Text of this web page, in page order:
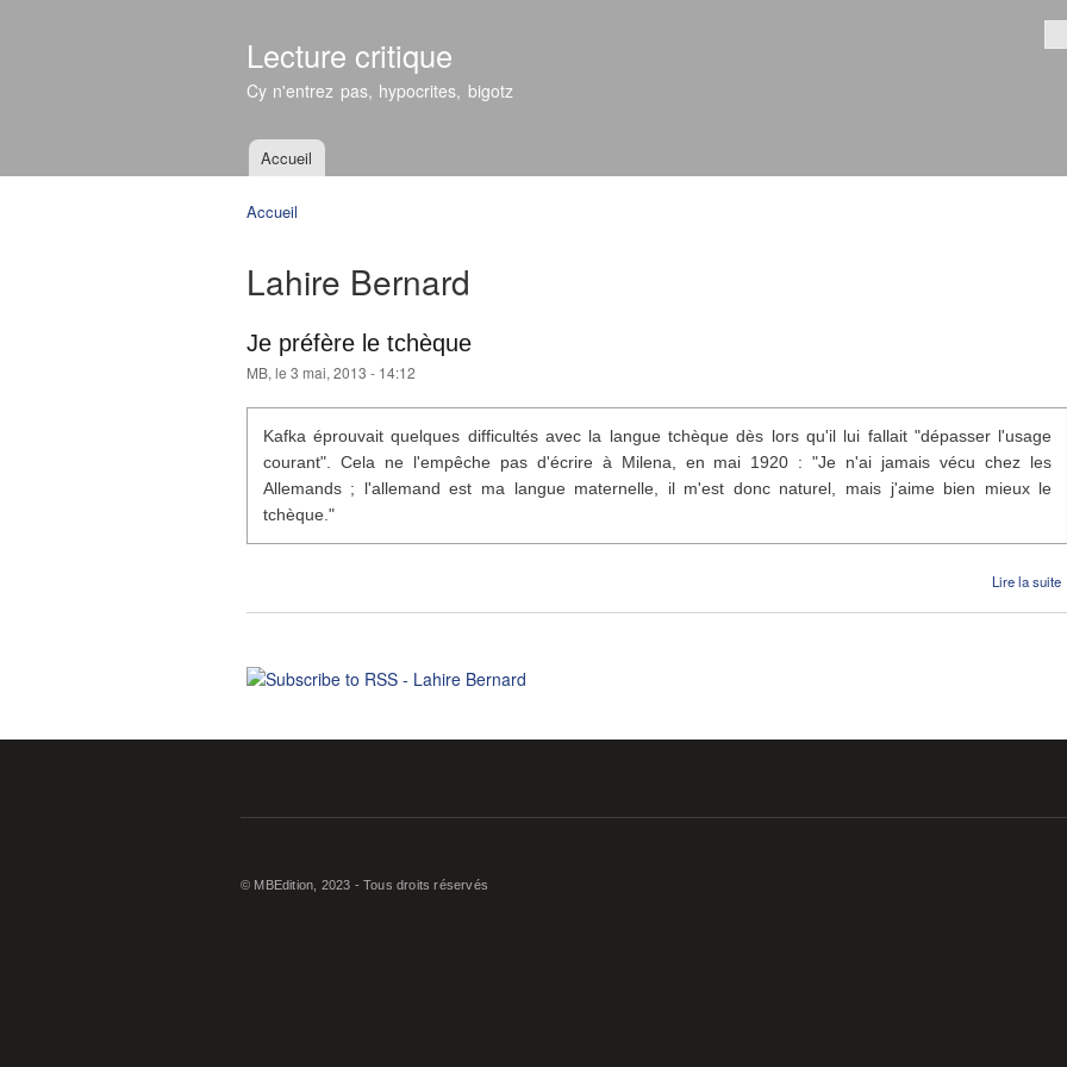
Lecture critique
Cy n'entrez pas, hypocrites, bigotz
Menu principal
Accueil
Accueil
Lahire Bernard
Je préfère le tchèque
MB, le 3 mai, 2013 - 14:12
Kafka éprouvait quelques difficultés avec la langue tchèque dès lors qu'il lui fallait "dépasser l'usage
courant". Cela ne l'empêche pas d'écrire à Milena, en mai 1920 : "Je n'ai jamais vécu chez les
Allemands ; l'allemand est ma langue maternelle, il m'est donc naturel, mais j'aime bien mieux le
tchèque."
Lire la suite
© MBEdition, 2023 - Tous droits réservés